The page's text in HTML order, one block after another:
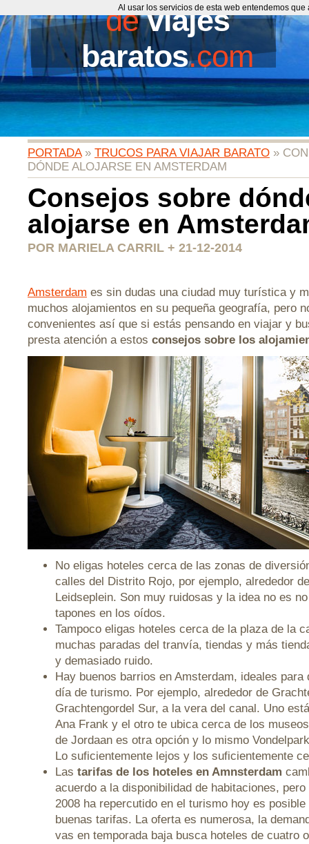
deviajes
baratos.com
PORTADA» TRUCOS PARA VIAJAR BARATO »
DÓNDE ALOJARSE EN AMSTERDAM
Consejos sobre
alojarse en
POR MARIELA CARRIL + 21-12-2014
Amsterdam es sin dudas una ciudad muy turística y
muchos alojamientos en su pequeña geografía, pero
convenientes así que si estás pensando en viajar y
presta atención a estos consejos sobre los
No eligas hoteles cerca de las zonas de
calles del Distrito Rojo, por ejemplo, alrededor
Leidseplein. Son muy ruidosas y la idea no es
tapones en los oídos.
Tampoco eligas hoteles cerca de la plaza de la
muchas paradas del tranvía, tiendas y más
y demasiado ruido.
Hay buenos barrios en Amsterdam, ideales para
día de turismo. Por ejemplo, alrededor de
Grachtengordel Sur, a la vera del canal. Uno
Ana Frank y el otro te ubica cerca de los
de Jordaan es otra opción y lo mismo
Lo suficientemente lejos y los suficientemente
Las tarifas de los hoteles en Amnsterdam
acuerdo a la disponibilidad de habitaciones,
2008 ha repercutido en el turismo hoy es
buenas tarifas. La oferta es numerosa, la
vas en temporada baja busca hoteles de cuatro
Al usar los servicios de esta web entendemos